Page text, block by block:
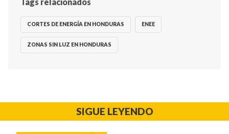
CORTES DE ENERGÍA EN HONDURAS ENEE
ZONAS SIN LUZ EN HONDURAS
SIGUE LEYENDO